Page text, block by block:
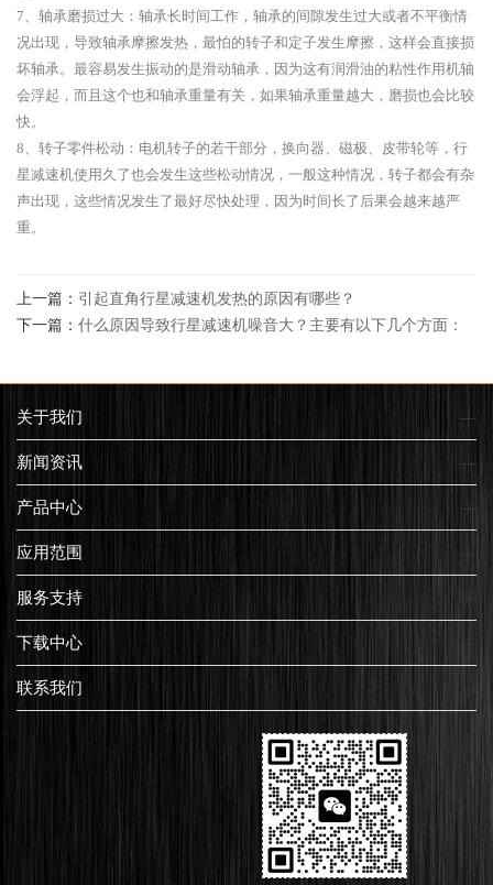
7、轴承磨损过大：轴承长时间工作，轴承的间隙发生过大或者不平衡情
况出现，导致轴承摩擦发热，最怕的转子和定子发生摩擦，这样会直接损
坏轴承。最容易发生振动的是滑动轴承，因为这有润滑油的粘性作用机轴
会浮起，而且这个也和轴承重量有关，如果轴承重量越大，磨损也会比较
快。
8、转子零件松动：电机转子的若干部分，换向器、磁极、皮带轮等，行
星减速机使用久了也会发生这些松动情况，一般这种情况，转子都会有杂
声出现，这些情况发生了最好尽快处理，因为时间长了后果会越来越严
重。
上一篇： 引起直角行星减速机发热的原因有哪些？
下一篇： 什么原因导致行星减速机噪音大？主要有以下几个方面：
关于我们
新闻资讯
产品中心
应用范围
服务支持
下载中心
联系我们